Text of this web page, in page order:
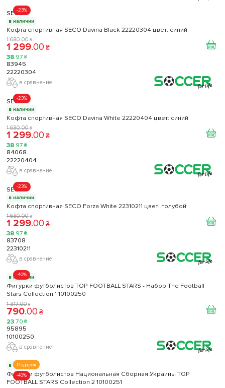
-23%
SECO
в наличии
Кофта спортивная SECO Davina Black 22220304 цвет: синий
1 680.00 ₴
1 299.00 ₴
38.97 ₴
83945
22220304
в сравнение
-23%
SECO
в наличии
Кофта спортивная SECO Davina White 22220404 цвет: синий
1 680.00 ₴
1 299.00 ₴
38.97 ₴
84068
22220404
в сравнение
-23%
SECO
в наличии
Кофта спортивная SECO Forza White 22310211 цвет: голубой
1 680.00 ₴
1 299.00 ₴
38.97 ₴
83708
22310211
в сравнение
-40%
в наличии
Фигурки футболистов TOP FOOTBALL STARS - Набор The Football
Stars Collection 1 10100250
1 317.00 ₴
790.00 ₴
23.70 ₴
95895
10100250
в сравнение
Подарок
-40%
в наличии
Фигурки футболистов Национальная Сборная Украины TOP
FOOTBALL STARS Collection 2 10100251